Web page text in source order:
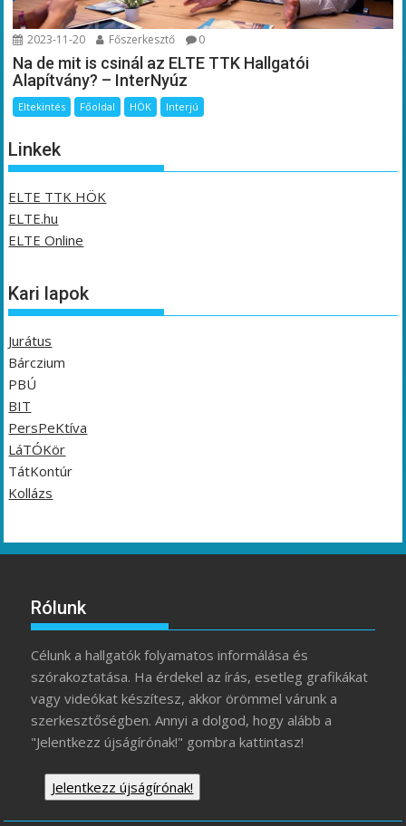
2023-11-20 Főszerkesztő 0
Na de mit is csinál az ELTE TTK Hallgatói
Alapítvány? – InterNyúz
Eltekintés Főoldal HÖK Interjú
Linkek
ELTE TTK HÖK
ELTE.hu
ELTE Online
Kari lapok
Jurátus
Bárczium
PBÚ
BIT
PersPeKtíva
LáTÓKör
TátKontúr
Kollázs
Rólunk
Célunk a hallgatók folyamatos informálása és
szórakoztatása. Ha érdekel az írás, esetleg grafikákat
vagy videókat készítesz, akkor örömmel várunk a
szerkesztőségben. Annyi a dolgod, hogy alább a
"Jelentkezz újságírónak!" gombra kattintasz!
Jelentkezz újságírónak!